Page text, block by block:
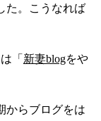
た。こうなれば
「 新妻blogをや
からブログをは